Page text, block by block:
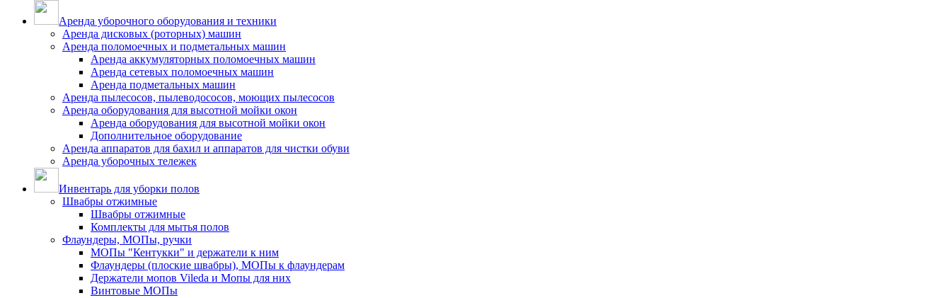
Аренда уборочного оборудования и техники
Аренда дисковых (роторных) машин
Аренда поломоечных и подметальных машин
Аренда аккумуляторных поломоечных машин
Аренда сетевых поломоечных машин
Аренда подметальных машин
Аренда пылесосов, пылеводососов, моющих пылесосов
Аренда оборудования для высотной мойки окон
Аренда оборудования для высотной мойки окон
Дополнительное оборудование
Аренда аппаратов для бахил и аппаратов для чистки обуви
Аренда уборочных тележек
Инвентарь для уборки полов
Швабры отжимные
Швабры отжимные
Комплекты для мытья полов
Флаундеры, МОПы, ручки
МОПы "Кентукки" и держатели к ним
Флаундеры (плоские швабры), МОПы к флаундерам
Держатели мопов Vileda и Мопы для них
Винтовые МОПы